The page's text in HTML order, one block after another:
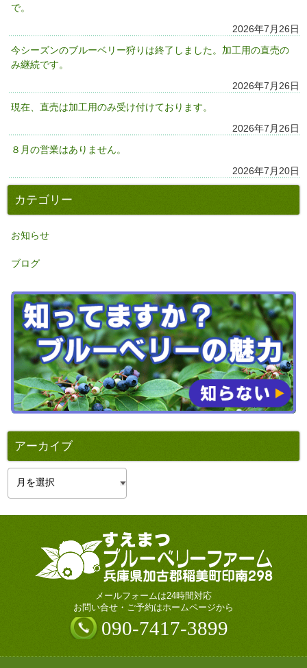
で。
2026年7月26日
今シーズンのブルーベリー狩りは終了しました。加工用の直売の
み継続です。
2026年7月26日
現在、直売は加工用のみ受け付けております。
2026年7月26日
８月の営業はありません。
2026年7月20日
カテゴリー
お知らせ
ブログ
アーカイブ
イ
メールフォームは24時間対応
お問い合せ・ご予約はホームページから
090-7417-3899